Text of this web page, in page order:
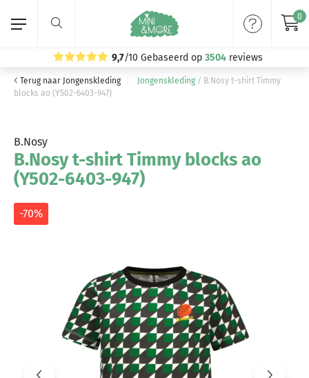
9,7/10 Gebaseerd op 3504 reviews
0
Home
Jongenskleding
Merken
Terug naar Jongenskleding Jongenskleding / B.Nosy t-shirt Timmy
blocks ao (Y502-6403-947)
B.Nosy
B.Nosy t-shirt Timmy blocks ao
(Y502-6403-947)
-70%